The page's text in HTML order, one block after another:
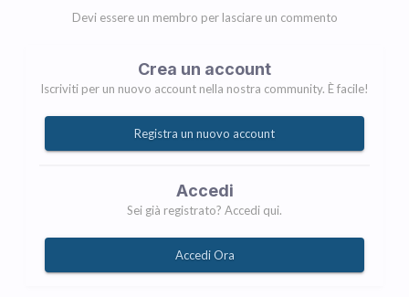
Devi essere un membro per lasciare un commento
Crea un account
Iscriviti per un nuovo account nella nostra community. È facile!
Registra un nuovo account
Accedi
Sei già registrato? Accedi qui.
Accedi Ora